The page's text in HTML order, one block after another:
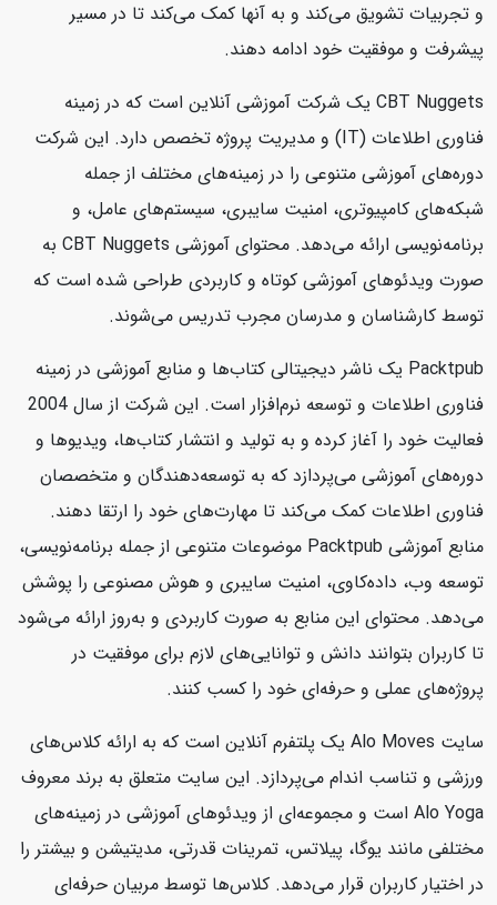
و تجربیات تشویق می‌کند و به آنها کمک می‌کند تا در مسیر
پیشرفت و موفقیت خود ادامه دهند.
CBT Nuggets یک شرکت آموزشی آنلاین است که در زمینه
فناوری اطلاعات (IT) و مدیریت پروژه تخصص دارد. این شرکت
دوره‌های آموزشی متنوعی را در زمینه‌های مختلف از جمله
شبکه‌های کامپیوتری، امنیت سایبری، سیستم‌های عامل، و
برنامه‌نویسی ارائه می‌دهد. محتوای آموزشی CBT Nuggets به
صورت ویدئوهای آموزشی کوتاه و کاربردی طراحی شده است که
توسط کارشناسان و مدرسان مجرب تدریس می‌شوند.
Packtpub یک ناشر دیجیتالی کتاب‌ها و منابع آموزشی در زمینه
فناوری اطلاعات و توسعه نرم‌افزار است. این شرکت از سال 2004
فعالیت خود را آغاز کرده و به تولید و انتشار کتاب‌ها، ویدیوها و
دوره‌های آموزشی می‌پردازد که به توسعه‌دهندگان و متخصصان
فناوری اطلاعات کمک می‌کند تا مهارت‌های خود را ارتقا دهند.
منابع آموزشی Packtpub موضوعات متنوعی از جمله برنامه‌نویسی،
توسعه وب، داده‌کاوی، امنیت سایبری و هوش مصنوعی را پوشش
می‌دهد. محتوای این منابع به صورت کاربردی و به‌روز ارائه می‌شود
تا کاربران بتوانند دانش و توانایی‌های لازم برای موفقیت در
پروژه‌های عملی و حرفه‌ای خود را کسب کنند.
سایت Alo Moves یک پلتفرم آنلاین است که به ارائه کلاس‌های
ورزشی و تناسب اندام می‌پردازد. این سایت متعلق به برند معروف
Alo Yoga است و مجموعه‌ای از ویدئوهای آموزشی در زمینه‌های
مختلفی مانند یوگا، پیلاتس، تمرینات قدرتی، مدیتیشن و بیشتر را
در اختیار کاربران قرار می‌دهد. کلاس‌ها توسط مربیان حرفه‌ای